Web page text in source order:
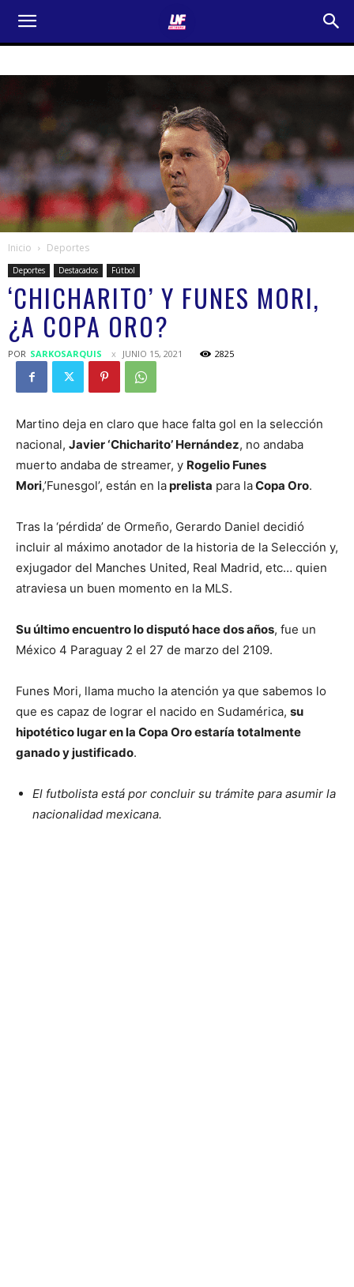
Inicio Deportes
Deportes Destacados Fútbol
‘CHICHARITO’ Y FUNES MORI,
¿A COPA ORO?
POR SARKOSARQUIS JUNIO 15, 2021 2825
Martino deja en claro que hace falta gol en la selección
nacional, Javier ‘Chicharito’ Hernández, no andaba
muerto andaba de streamer, y Rogelio Funes
Mori,’Funesgol’, están en laprelista para laCopa Oro.
Tras la ‘pérdida’ de Ormeño, Gerardo Daniel decidió
incluir al máximo anotador de la historia de la Selección y,
exjugador del Manches United, Real Madrid, etc… quien
atraviesa un buen momento en la MLS.
Su último encuentro lo disputó hace dos años, fue un
México 4 Paraguay 2 el 27 de marzo del 2109.
Funes Mori, llama mucho la atención ya que sabemos lo
que es capaz de lograr el nacido en Sudamérica, su
hipotético lugar en la Copa Oro estaría totalmente
ganado y justificado.
El futbolista está por concluir su trámite para asumir la
nacionalidad mexicana.